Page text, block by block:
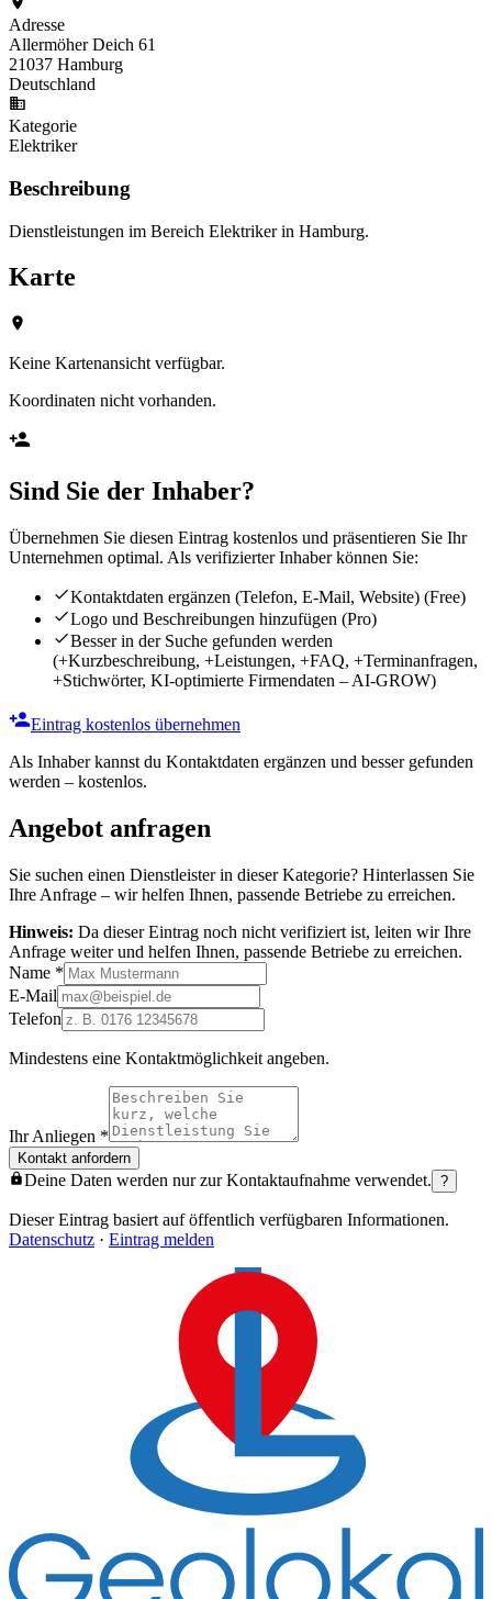
Adresse
Allermöher Deich 61
21037 Hamburg
Deutschland
Kategorie
Elektriker
Beschreibung
Dienstleistungen im Bereich Elektriker in Hamburg.
Karte
Keine Kartenansicht verfügbar.
Koordinaten nicht vorhanden.
Sind Sie der Inhaber?
Übernehmen Sie diesen Eintrag kostenlos und präsentieren Sie Ihr
Unternehmen optimal. Als verifizierter Inhaber können Sie:
Kontaktdaten ergänzen (Telefon, E-Mail, Website) (Free)
Logo und Beschreibungen hinzufügen (Pro)
Besser in der Suche gefunden werden
(+Kurzbeschreibung, +Leistungen, +FAQ, +Terminanfragen,
+Stichwörter, KI-optimierte Firmendaten – AI-GROW)
Eintrag kostenlos übernehmen
Als Inhaber kannst du Kontaktdaten ergänzen und besser gefunden
werden – kostenlos.
Angebot anfragen
Sie suchen einen Dienstleister in dieser Kategorie? Hinterlassen Sie
Ihre Anfrage – wir helfen Ihnen, passende Betriebe zu erreichen.
Hinweis: Da dieser Eintrag noch nicht verifiziert ist, leiten wir Ihre
Anfrage weiter und helfen Ihnen, passende Betriebe zu erreichen.
Name *
E-Mail
Telefon
Mindestens eine Kontaktmöglichkeit angeben.
Ihr Anliegen *
Kontakt anfordern
Deine Daten werden nur zur Kontaktaufnahme verwendet. ?
Dieser Eintrag basiert auf öffentlich verfügbaren Informationen.
Datenschutz · Eintrag melden